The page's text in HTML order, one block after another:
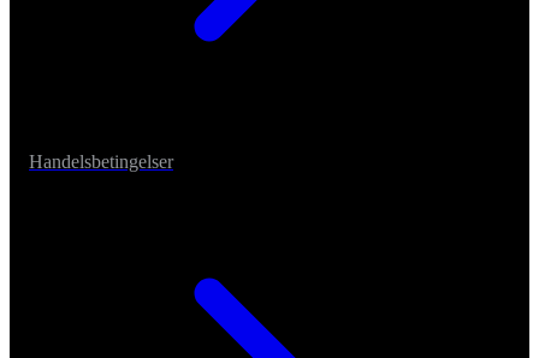
Handelsbetingelser